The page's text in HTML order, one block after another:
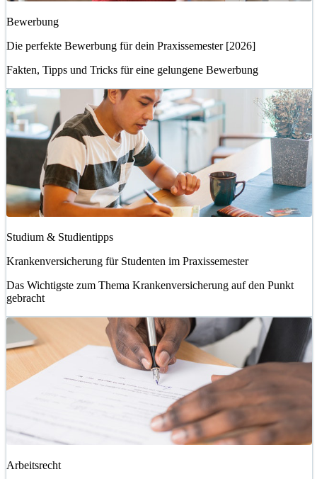
Bewerbung
Die perfekte Bewerbung für dein Praxissemester [2026]
Fakten, Tipps und Tricks für eine gelungene Bewerbung
Studium & Studientipps
Krankenversicherung für Studenten im Praxissemester
Das Wichtigste zum Thema Krankenversicherung auf den Punkt
gebracht
Arbeitsrecht